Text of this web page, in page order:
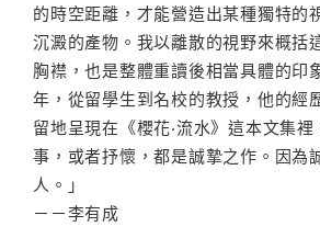
的時空距離，才能營造出某種獨特的
沉澱的產物。我以離散的視野來概括
胸襟，也是整體重讀後相當具體的印
年，從留學生到名校的教授，他的經
留地呈現在《櫻花‧流水》這本文集
事，或者抒懷，都是誠摯之作。因為
人。」
－－李有成